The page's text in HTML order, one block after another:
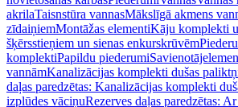
akrilaTaisnstūra vannasMākslīgā akmens
zīdaiņiemMontāžas elementiKāju komplekti
šķērsstieņiem un sienas enkurskrūvēm
komplektiPapildu piederumi
vannāmKanalizācijas komplekti dušas
daļas paredzētas: Kanalizācijas komplekti
izplūdes vāciņuRezerves daļas paredzētas: